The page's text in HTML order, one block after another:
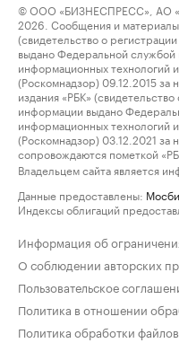
© ООО «БИЗНЕСПРЕСС», АО
2026. Сообщения и материалы
(свидетельство о
выдано Федеральной службой
информационных технологий
(Роскомнадзор) 09.12.2015
издания «РБК»
информации выдано
информационных технологий
(Роскомнадзор) 03.12.2021
сопровождаются пометкой
Владельцем сайта является
Данные предоставлены:
Индексы облигаций
Информация об
О соблюдении авторских
Пользовательское
Политика в отношении
Политика обработки